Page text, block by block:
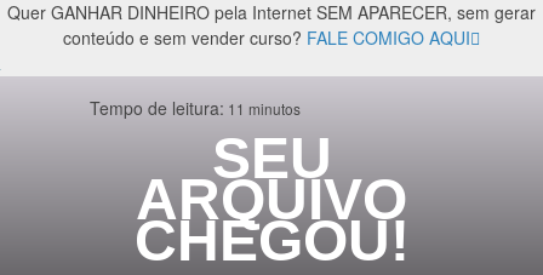
Quer GANHAR DINHEIRO pela Internet SEM APARECER, sem gerar
conteúdo e sem vender curso? FALE COMIGO AQUI
Tempo de leitura: 11 minutos
SEU
ARQUIVO
CHEGOU!